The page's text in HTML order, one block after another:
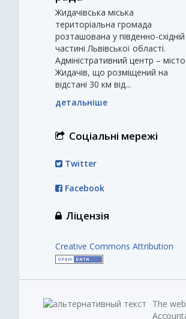
Жидачівська міська
територіальна громада
розташована у південно-східній
частині Львівської області.
Адміністративний центр – місто
Жидачів, що розміщений на
відстані 30 км від...
детальніше
Соціальні мережі
Twitter
Facebook
Ліцензія
Creative Commons Attribution
The